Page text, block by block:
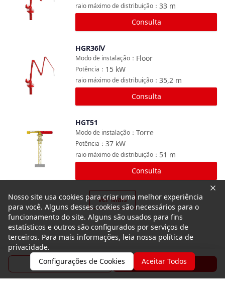
33 m
raio máximo de distribuição ：
Consulta
HGR36Ⅳ
Floor
Modo de instalação ：
15 kW
Potência ：
35,2 m
raio máximo de distribuição ：
Consulta
HGT51
Torre
Modo de instalação ：
37 kW
Potência ：
51 m
raio máximo de distribuição ：
Consulta
Ver Mais
Folheto Consulta
Nosso site usa cookies para criar uma melhor experiência
para você. Alguns desses cookies são necessários para o
funcionamento do site. Alguns são usados para fins
estatísticos e outros são configurados por serviços de
terceiros. Para mais informações, leia nossa política de
privacidade.
Configurações de Cookies
Aceitar Todos